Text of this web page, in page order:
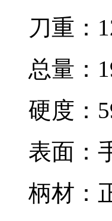
刀重：
总量：
硬度：
表面：
柄材：